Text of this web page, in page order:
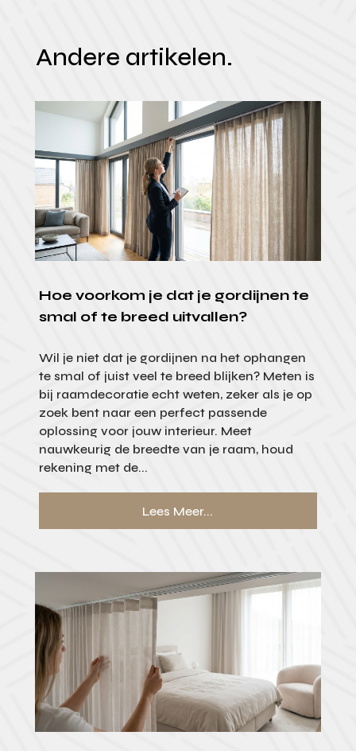
Andere artikelen.
Hoe voorkom je dat je gordijnen te
smal of te breed uitvallen?
Wil je niet dat je gordijnen na het ophangen
te smal of juist veel te breed blijken? Meten is
bij raamdecoratie echt weten, zeker als je op
zoek bent naar een perfect passende
oplossing voor jouw interieur. Meet
nauwkeurig de breedte van je raam, houd
rekening met de...
Lees Meer...